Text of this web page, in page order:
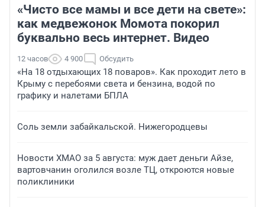
«Чисто все мамы и все дети на свете»:
как медвежонок Момота покорил
буквально весь интернет. Видео
12 часов 4 900 Обсудить
«На 18 отдыхающих 18 поваров». Как проходит лето в
Крыму с перебоями света и бензина, водой по
графику и налетами БПЛА
Соль земли забайкальской. Нижегородцевы
Новости ХМАО за 5 августа: муж дает деньги Айзе,
вартовчанин оголился возле ТЦ, откроются новые
поликлиники